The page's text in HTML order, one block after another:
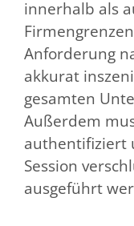
innerhalb als
Anforderung
akkurat
gesamten
Außerdem
authentifiziert
Session
ausgeführt